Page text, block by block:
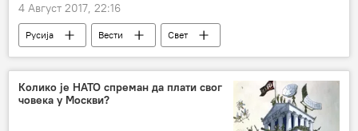
4 Август 2017, 22:16
Русија Вести Свет
Колико је НАТО спреман да плати свог
човека у Москви?